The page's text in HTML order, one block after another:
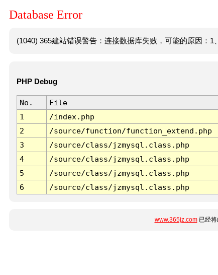
Database Error
(1040) 365建站错误警告：连接数据库失败，可能的原因：1
PHP Debug
No. File
1
/index.php
2
/source/function/function_extend.php
3
/source/class/jzmysql.class.php
4
/source/class/jzmysql.class.php
5
/source/class/jzmysql.class.php
6
/source/class/jzmysql.class.php
www.365jz.com已经将